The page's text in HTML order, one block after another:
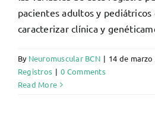
pacientes adultos y
caracterizar clínica y
By Neuromuscular BCN | 14 de marzo
Registros | 0 Comments
Read More